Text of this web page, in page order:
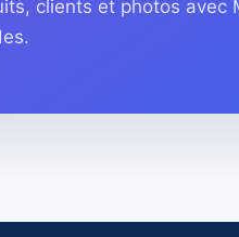
clients et photos avec